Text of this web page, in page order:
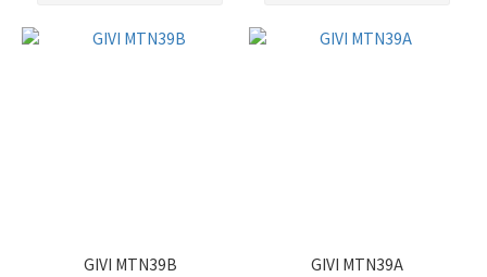
(HK$)
GIVI MTN39B GIVI MTN39A